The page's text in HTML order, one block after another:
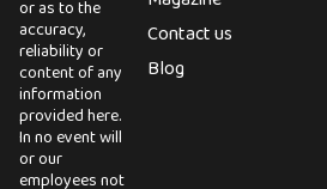
or as to the
accuracy,
reliability or
content of any
information
provided here.
In no event will
or our
employees not
Contact us
Blog